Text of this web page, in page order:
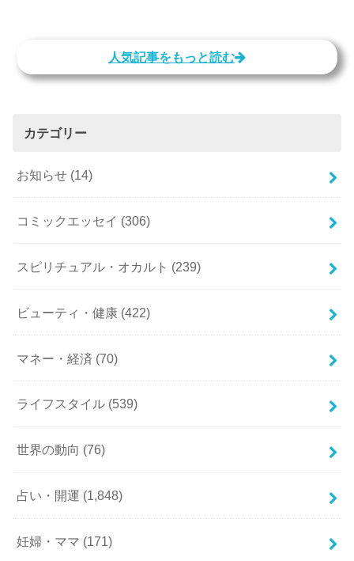
人気記事をもっと読む
カテゴリー
お知らせ (14)
コミックエッセイ (306)
スピリチュアル・オカルト (239)
ビューティ・健康 (422)
マネー・経済 (70)
ライフスタイル (539)
世界の動向 (76)
占い・開運 (1,848)
妊婦・ママ (171)